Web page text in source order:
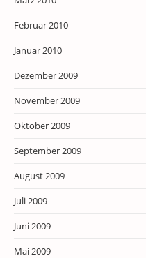
Februar 2010
Januar 2010
Dezember 2009
November 2009
Oktober 2009
September 2009
August 2009
Juli 2009
Juni 2009
Mai 2009